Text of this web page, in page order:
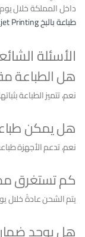
داخل المملكة خلال
طباعة بالبخ Inkjet Printing
الأسئلة
هل الطباعة
نعم، تتميز الطباعة
هل يمكن
نعم، تدعم الأجهزة
كم تستغرق
يتم الشحن عادةً خلال
هل يوجد